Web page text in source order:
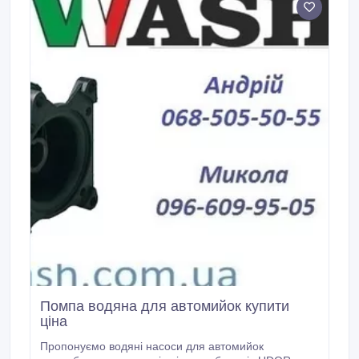
Помпа водяна для автомийок купити
ціна
Пропонуємо водяні насоси для автомийок